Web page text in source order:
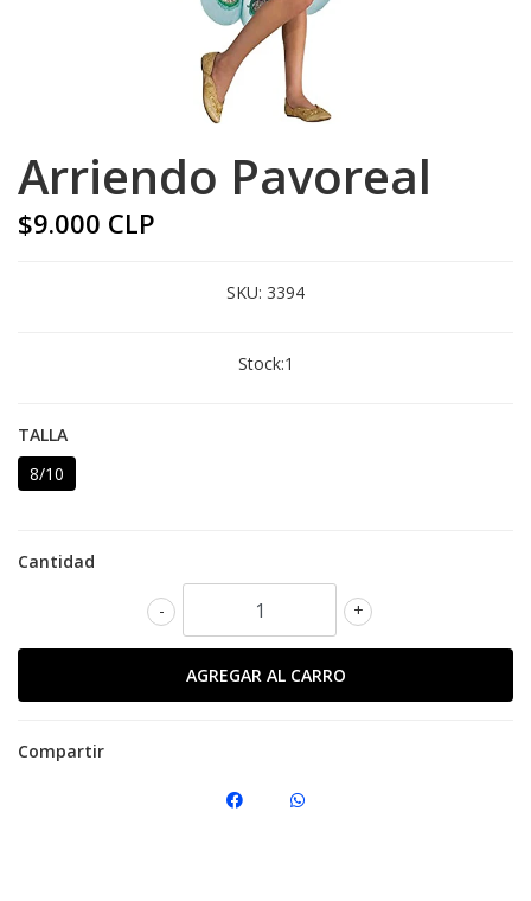
Arriendo Pavoreal
$9.000 CLP
SKU: 3394
Stock:1
TALLA
8/10
Cantidad
+
-
Compartir